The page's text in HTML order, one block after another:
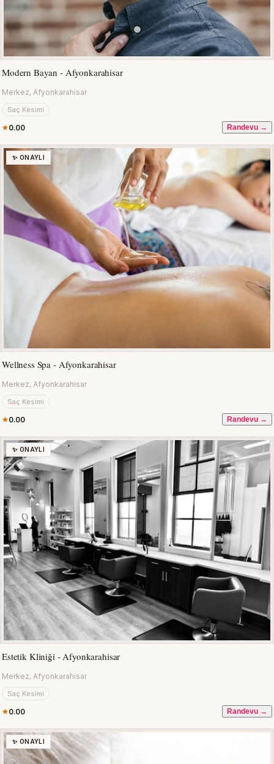
Modern Bayan - Afyonkarahisar
Merkez, Afyonkarahisar
Saç Kesimi
0.00 Randevu →
✨ ONAYLI
Wellness Spa - Afyonkarahisar
Merkez, Afyonkarahisar
Saç Kesimi
0.00 Randevu →
✨ ONAYLI
Estetik Kliniği - Afyonkarahisar
Merkez, Afyonkarahisar
Saç Kesimi
0.00 Randevu →
✨ ONAYLI